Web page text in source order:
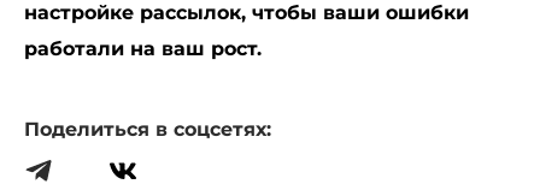
настройке рассылок, чтобы ваши ошибки
работали на ваш рост.
Поделиться в соцсетях: